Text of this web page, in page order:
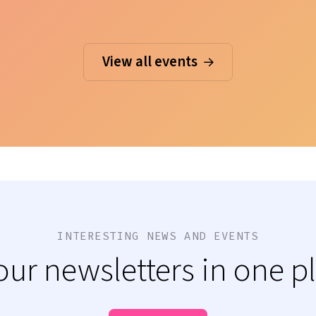
View all events
INTERESTING NEWS AND EVENTS
newsletters in one